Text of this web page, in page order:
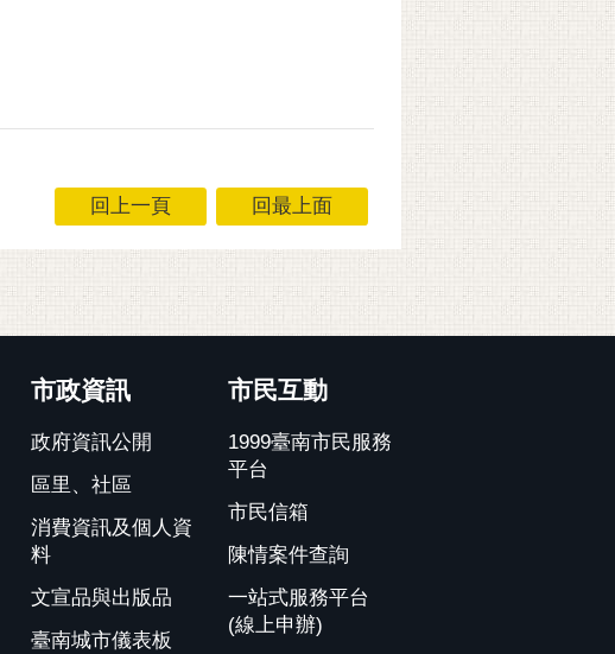
回上一頁 回最上面
市政資訊
政府資訊公開
區里、社區
消費資訊及個人資
料
文宣品與出版品
臺南城市儀表板
市民互動
1999臺南市民服務
平台
市民信箱
陳情案件查詢
一站式服務平台
(線上申辦)